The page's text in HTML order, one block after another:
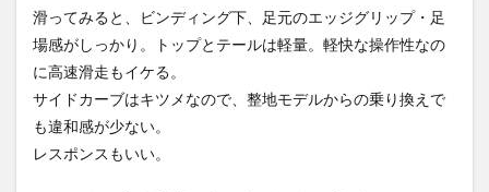
滑ってみると、ビンディング下、足元のエッジグリップ・足
場感がしっかり。トップとテールは軽量。軽快な操作性なの
に高速滑走もイケる。
サイドカーブはキツメなので、整地モデルからの乗り換えで
も違和感が少ない。
レスポンスもいい。